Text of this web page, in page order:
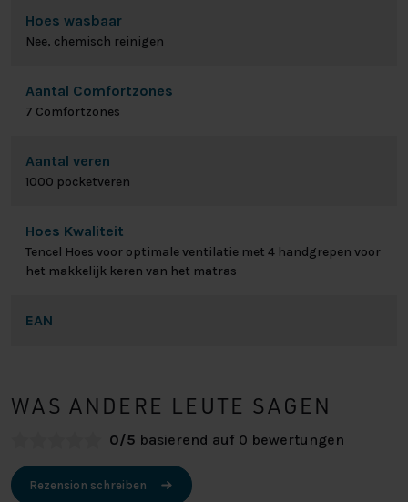
Hoes wasbaar
Nee, chemisch reinigen
Aantal Comfortzones
7 Comfortzones
Aantal veren
1000 pocketveren
Hoes Kwaliteit
Tencel Hoes voor optimale ventilatie met 4 handgrepen voor
het makkelijk keren van het matras
EAN
WAS ANDERE LEUTE SAGEN
0/5 basierend auf 0 bewertungen
Rezension schreiben